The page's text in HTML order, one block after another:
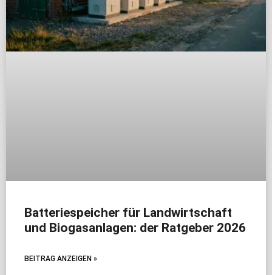
Batteriespeicher für Landwirtschaft
und Biogasanlagen: der Ratgeber 2026
BEITRAG ANZEIGEN »